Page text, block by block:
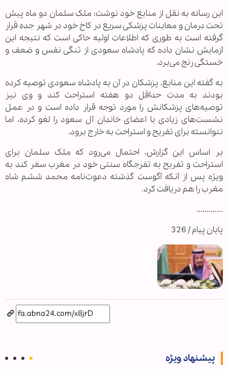
این رسانه به نقل از منابع خود نوشت: ملک سلمان دو ماه پیش
تحت درمان و معاینات پزشکی سریع در کاخ خود در شهر جده قرار
گرفته است به طوری که اطلاعات اولیه حاکی است که نتیجه این
آزمایش نشان داده که پادشاه سعودی از تنگی نفس و ضعف و
خستگی رنج می‌برد.
به گفته این منابع، پزشکان در آن به پادشاه سعودی توصیه کرده
بودند به مدت حداقل دو هفته استراحت کند و وی نیز
توصیه‌های پزشکانش را مورد توجه قرار داده است و در عمل
نشست‌های زیادی با اعضای خاندان آل سعود را لغو کرده، اما
نتوانسته برای تفریح و استراحت به خارج برود.
بر اساس این گزارش، احتمال می‌رود که ملک سلمان برای
استراحت و تفریح به تفرجگاه سنتی خود در مغرب سفر کند به
ویژه پس از آنکه آگوست گذشته دعوت‌نامه محمد ششم شاه
مغرب را هم دریافت کرد.
.............
پایان پیام / 326
پیشنهاد ویژه